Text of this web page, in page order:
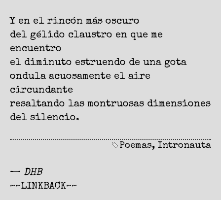
Y en el rincón más oscuro
del gélido claustro en que me
encuentro
el diminuto estruendo de una gota
ondula acuosamente el aire
circundante
resaltando las montruosas dimensiones
del silencio.
Poemas, Intronauta
— DHB
~~LINKBACK~~